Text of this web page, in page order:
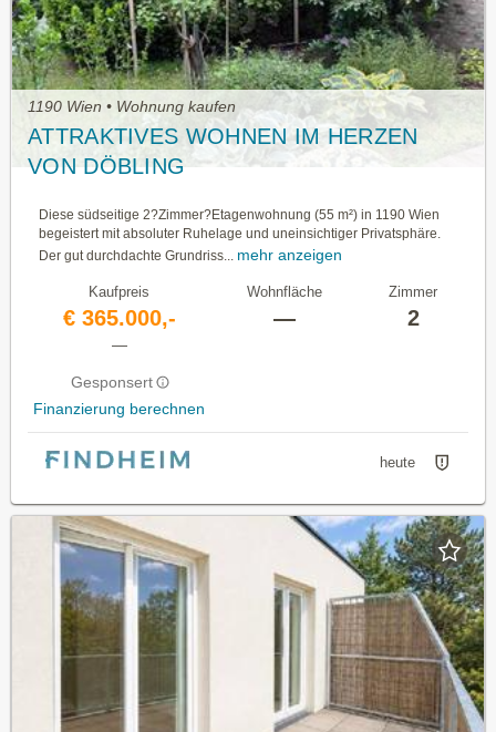
1190 Wien • Wohnung kaufen
ATTRAKTIVES WOHNEN IM HERZEN
VON DÖBLING
Diese südseitige 2?Zimmer?Etagenwohnung (55 m²) in 1190 Wien
begeistert mit absoluter Ruhelage und uneinsichtiger Privatsphäre.
Der gut durchdachte Grundriss...
mehr anzeigen
Kaufpreis
€ 365.000,-
—
Gesponsert
Finanzierung berechnen
Wohnfläche
—
Zimmer
2
heute